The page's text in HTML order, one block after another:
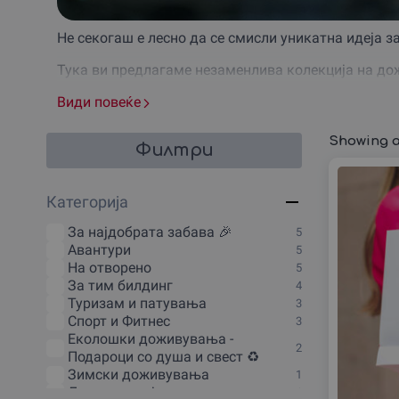
Не секогаш е лесно да се смисли уникатна идеја
Тука ви предлагаме незаменлива колекција на
Ваучерот за подарок за оff-road возење со џип
годините или интересите.
Разгледаjте ги нашите врвни понуди за ваучер
Нудиме дигитален ваучер и ваучер- честитка за
Освен тоа, максимално сме флексибилни во
ваучерот лично да го избере видот на
Изберете сега, уживајте во брзо и лесно
Види повеќе
Филтри
Категорија
За наjдобрата забава 🎉 5
Авантури 5
На отворено 5
За тим билдинг 4
Туризам и патувања 3
Спорт и Фитнес 3
Еколошки доживувања -
Подароци со душа и свест ♻️
2
Зимски доживувања 1
Личен развој
Showing